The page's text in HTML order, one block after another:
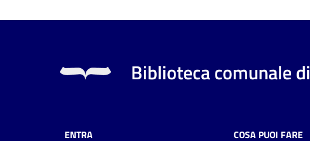
Biblioteca comunale
ENTRA COSA PUOI FARE